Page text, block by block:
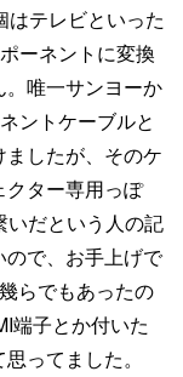
テレビといった
ーネントに変換
唯一サンヨーか
ントケーブルと
したが、そのケ
ター専用っぽ
いだという人の記
で、お手上げで
らでもあったの
端子とか付いた
ってました。